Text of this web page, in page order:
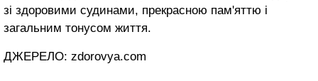
зі здоровими судинами, прекрас­ною пам'яттю і
загальним тону­сом життя.
ДЖЕРЕЛО: zdorovya.com